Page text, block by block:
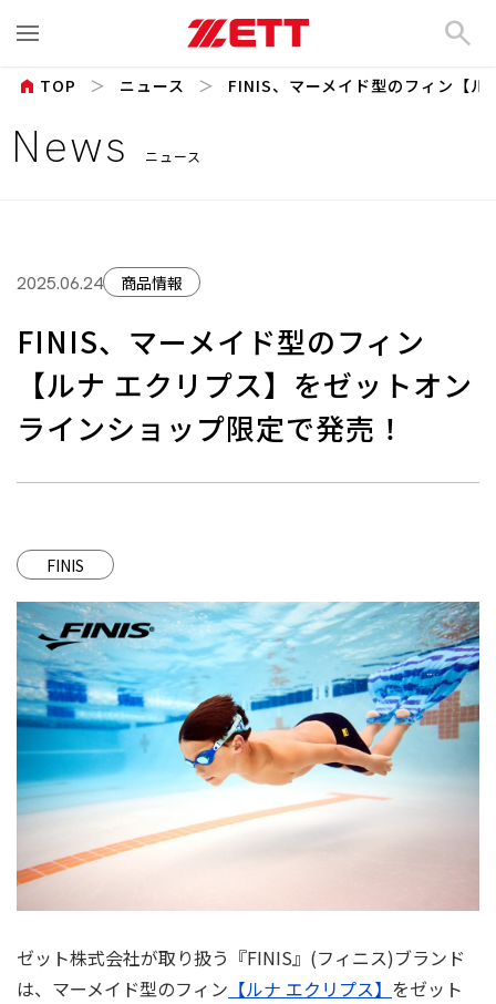
search
News ニュース
home TOP ニュース FINIS、マーメイド型のフィン【
2025.06.24 商品情報
FINIS、マーメイド型のフィン
【ルナ エクリプス】をゼットオン
ラインショップ限定で発売！
FINIS
ゼット株式会社が取り扱う『FINIS』(フィニス)ブランド
は、マーメイド型のフィン 【ルナ エクリプス】 をゼット